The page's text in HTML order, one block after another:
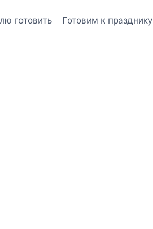
готовить Готовим к празднику